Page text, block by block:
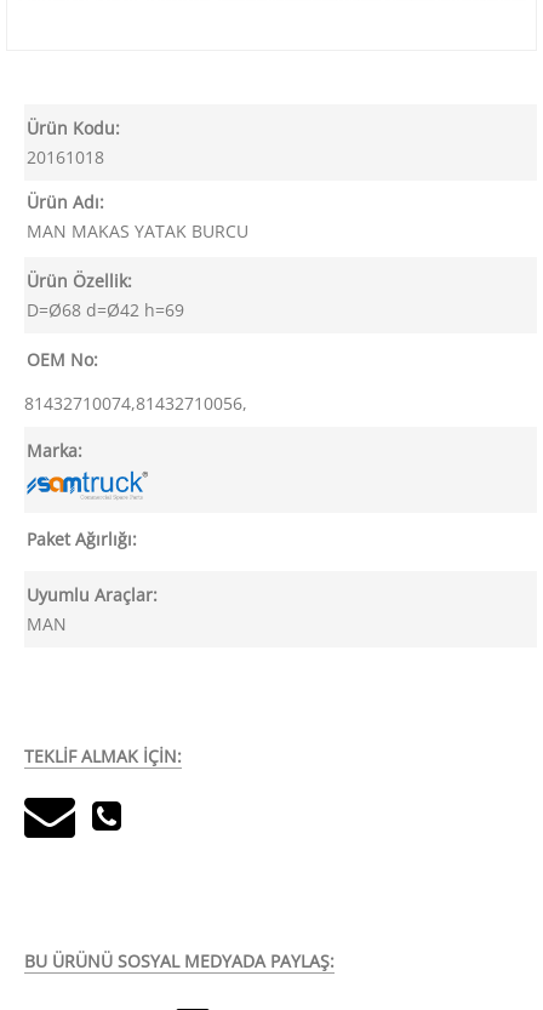
Ürün Kodu:
20161018
Ürün Adı:
MAN MAKAS YATAK BURCU
Ürün Özellik:
D=Ø68 d=Ø42 h=69
OEM No:
81432710074,81432710056,
Marka:
Paket Ağırlığı:
Uyumlu Araçlar:
MAN
TEKLİF ALMAK İÇİN:
BU ÜRÜNÜ SOSYAL MEDYADA PAYLAŞ: